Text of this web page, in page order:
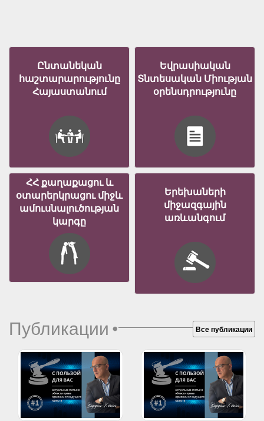
Ընտանեկան
հաշտարարությունը
Հայաստանում
Եվրասիական
Տնտեսական Միության
օրենսդրությունը
ՀՀ քաղաքացու և
օտարերկրացու միջև
ամուսնալուծության
կարգը
Երեխաների
միջազգային
առևանգում
Публикации• Все публикации